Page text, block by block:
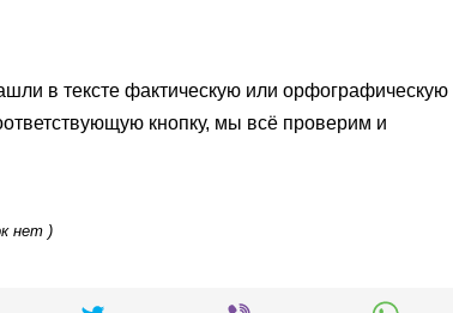
в тексте фактическую или орфографическую
кнопку, мы всё проверим и
нет )